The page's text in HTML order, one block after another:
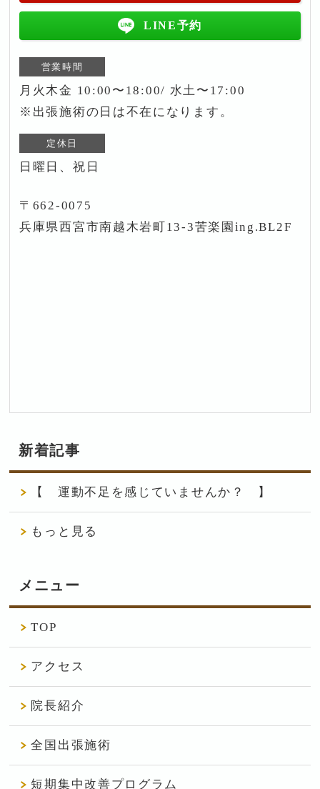
LINE予約
営業時間
月火木金 10:00〜18:00/ 水土〜17:00
※出張施術の日は不在になります。
定休日
日曜日、祝日
〒662-0075
兵庫県西宮市南越木岩町13-3苦楽園ing.BL2F
新着記事
【 運動不足を感じていませんか？ 】
もっと見る
メニュー
TOP
アクセス
院長紹介
全国出張施術
短期集中改善プログラム